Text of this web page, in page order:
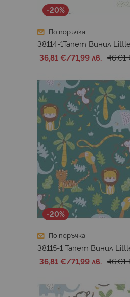
-20%
По поръчка
38114-1Тапет Винил
36,81 €/71,99 лв. 46,01
-20%
По поръчка
38115-1 Тапет Винил
36,81 €/71,99 лв. 46,01